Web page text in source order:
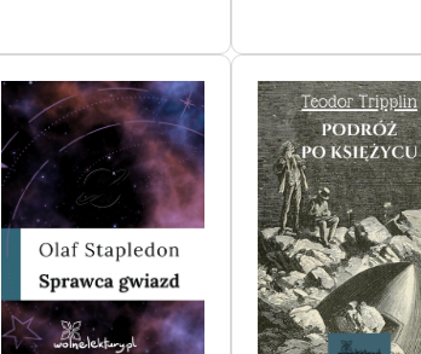
Szkoła Poezji Wolnych Lektur